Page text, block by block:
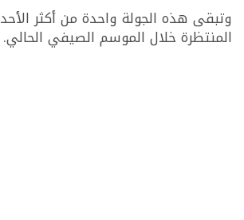
وتبقى هذه الجولة واحدة من أكثر
المنتظرة خلال الموسم الصيفي الحالي.